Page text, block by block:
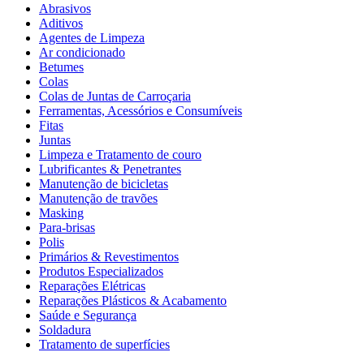
Abrasivos
Aditivos
Agentes de Limpeza
Ar condicionado
Betumes
Colas
Colas de Juntas de Carroçaria
Ferramentas, Acessórios e Consumíveis
Fitas
Juntas
Limpeza e Tratamento de couro
Lubrificantes & Penetrantes
Manutenção de bicicletas
Manutenção de travões
Masking
Para-brisas
Polis
Primários & Revestimentos
Produtos Especializados
Reparações Elétricas
Reparações Plásticos & Acabamento
Saúde e Segurança
Soldadura
Tratamento de superfícies